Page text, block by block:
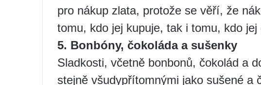
pro nákup zlata, protože se věří, že
tomu, kdo jej kupuje, tak i tomu, kdo
5. Bonbóny, čokoláda a sušenky
Sladkosti, včetně bonbonů, čokolád a
stejně všudypřítomnými jako sušené a